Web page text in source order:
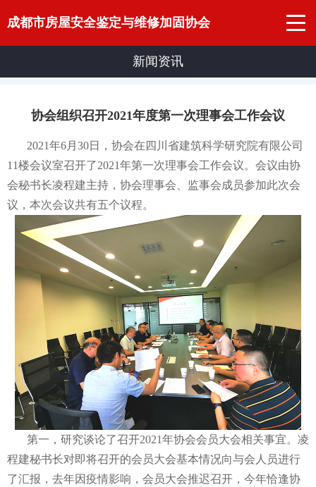
成都市房屋安全鉴定与维修加固协会
新闻资讯
协会组织召开2021年度第一次理事会工作会议
2021年6月30日，协会在四川省建筑科学研究院有限公司
11楼会议室召开了2021年第一次理事会工作会议。会议由协
会秘书长凌程建主持，协会理事会、监事会成员参加此次会
议，本次会议共有五个议程。
第一，研究谈论了召开2021年协会会员大会相关事宜。凌
程建秘书长对即将召开的会员大会基本情况向与会人员进行
了汇报，去年因疫情影响，会员大会推迟召开，今年恰逢协